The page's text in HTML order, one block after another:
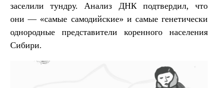
заселили тундру. Анализ ДНК подтвердил, что
они — «самые самодийские» и самые генетически
однородные представители коренного населения
Сибири.